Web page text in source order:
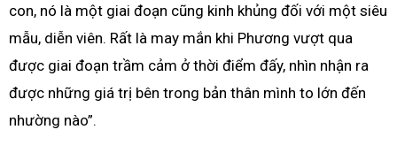
con, nó là một giai đoạn cũng kinh khủng đối với một siêu
mẫu, diễn viên. Rất là may mắn khi Phương vượt qua
được giai đoạn trầm cảm ở thời điểm đấy, nhìn nhận ra
được những giá trị bên trong bản thân mình to lớn đến
nhường nào”.